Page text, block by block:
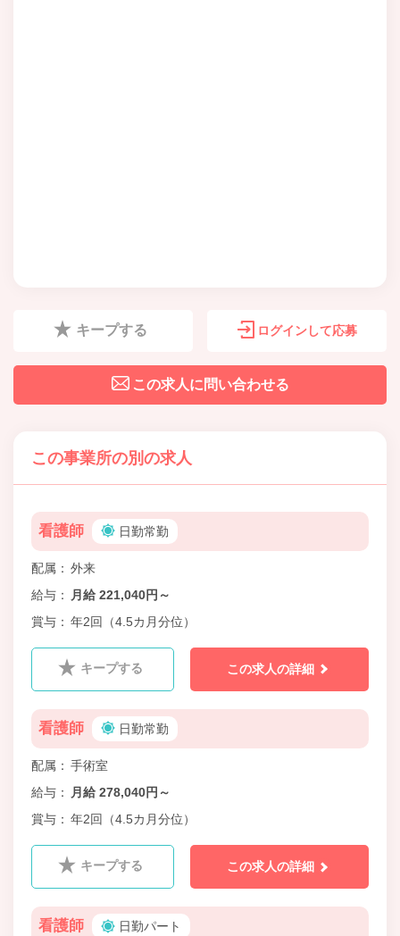
キープする ログインして応募
この求人に問い合わせる
この事業所の別の求人
看護師 日勤常勤
配属
外来
給与
月給 221,040円～
賞与
年2回（4.5カ月分位）
キープする この求人の詳細
看護師 日勤常勤
配属
手術室
給与
月給 278,040円～
賞与
年2回（4.5カ月分位）
キープする この求人の詳細
看護師 日勤パート